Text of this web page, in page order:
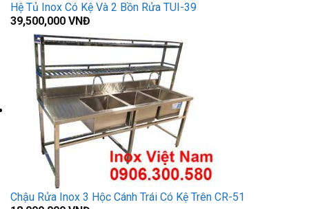
Hệ Tủ Inox Có Kệ Và 2 Bồn Rửa TUI-39
39,500,000 VNĐ
Chậu Rửa Inox 3 Hộc Cánh Trái Có Kệ Trên CR-51